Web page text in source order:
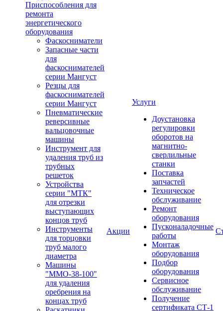
Приспособления для
ремонта
энергетического
оборудования
Фаскосниматели
Запасные части
для
фаскоснимателей
серии Мангуст
Резцы для
фаскоснимателей
серии Мангуст
Пневматические
реверсивные
вальцовочные
машины
Инструмент для
удаления труб из
трубных
решеток
Устройства
серии "МТК"
для отрезки
выступающих
концов труб
Инструменты
для торцовки
труб малого
диаметра
Машины
"ММО-38-100"
для удаления
оребрения на
концах труб
Акции
Услуги
Доустановка
регулировки
оборотов на
магнитно-
сверлильные
станки
Поставка
запчастей
Техническое
обслуживание
Ремонт
оборудования
Пусконаладочные
работы
Монтаж
оборудования
Подбор
оборудования
Сервисное
обслуживание
Получение
сертификата СТ-1